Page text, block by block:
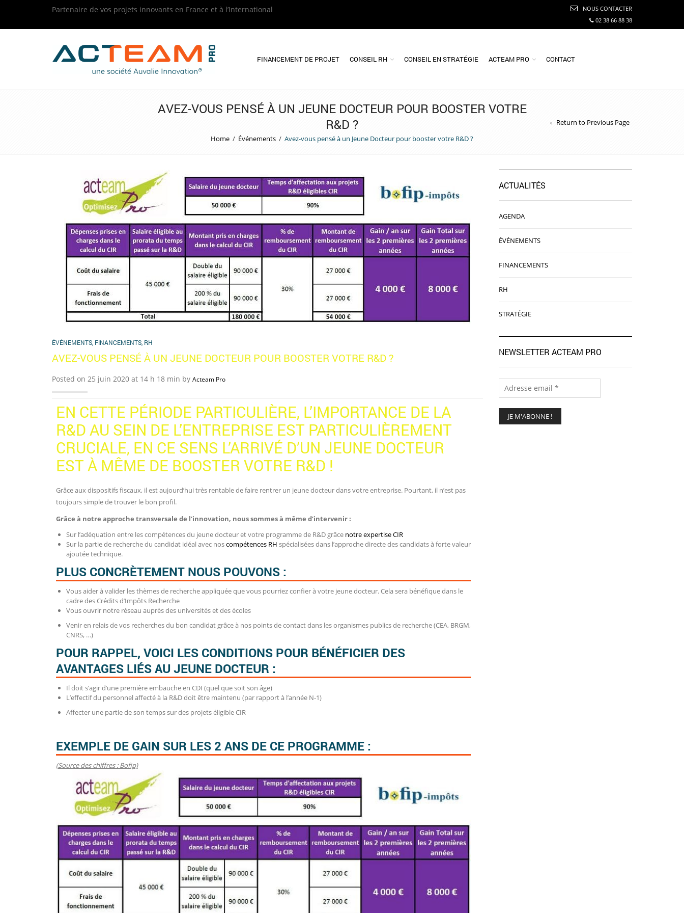
Partenaire de vos projets innovants en France et à l’International
NOUS CONTACTER
02 38 66 88 38
FINANCEMENT DE PROJET CONSEIL RH CONSEIL EN STRATÉGIE ACTEAM PRO CONTACT
AVEZ-VOUS PENSÉ À UN JEUNE DOCTEUR POUR BOOSTER VOTRE
R&D ?
Home / Événements / Avez-vous pensé à un Jeune Docteur pour booster votre R&D ?
Return to Previous Page
ÉVÉNEMENTS FINANCEMENTS RH
AVEZ-VOUS PENSÉ À UN JEUNE DOCTEUR POUR BOOSTER VOTRE R&D ?
Posted on 25 juin 2020 at 14 h 18 min by Acteam Pro
EN CETTE PÉRIODE PARTICULIÈRE, L’IMPORTANCE DE LA
R&D AU SEIN DE L’ENTREPRISE EST PARTICULIÈREMENT
CRUCIALE, EN CE SENS L’ARRIVÉ D’UN JEUNE DOCTEUR
EST À MÊME DE BOOSTER VOTRE R&D !
Grâce aux dispositifs fiscaux, il est aujourd’hui très rentable de faire rentrer un jeune docteur dans votre entreprise. Pourtant, il n’est pas
toujours simple de trouver le bon profil.
Grâce à notre approche transversale de l’innovation, nous sommes à même d’intervenir :
Sur l’adéquation entre les compétences du jeune docteur et votre programme de R&D grâce notre expertise CIR
Sur la partie de recherche du candidat idéal avec noscompétences RH spécialisées dans l’approche directe des candidats à forte valeur
ajoutée technique.
PLUS CONCRÈTEMENT NOUS POUVONS :
Vous aider à valider les thèmes de recherche appliquée que vous pourriez confier à votre jeune docteur. Cela sera bénéfique dans le
cadre des Crédits d’Impôts Recherche
Vous ouvrir notre réseau auprès des universités et des écoles
Venir en relais de vos recherches du bon candidat grâce à nos points de contact dans les organismes publics de recherche (CEA, BRGM,
CNRS, …)
POUR RAPPEL, VOICI LES CONDITIONS POUR BÉNÉFICIER DES
AVANTAGES LIÉS AU JEUNE DOCTEUR :
Il doit s’agir d’une première embauche en CDI (quel que soit son âge)
L’effectif du personnel affecté à la R&D doit être maintenu (par rapport à l’année N-1)
Affecter une partie de son temps sur des projets éligible CIR
EXEMPLE DE GAIN SUR LES 2 ANS DE CE PROGRAMME :
(Source des chiffres : Bofip)
ACTUALITÉS
AGENDA
ÉVÉNEMENTS
FINANCEMENTS
RH
STRATÉGIE
NEWSLETTER ACTEAM PRO